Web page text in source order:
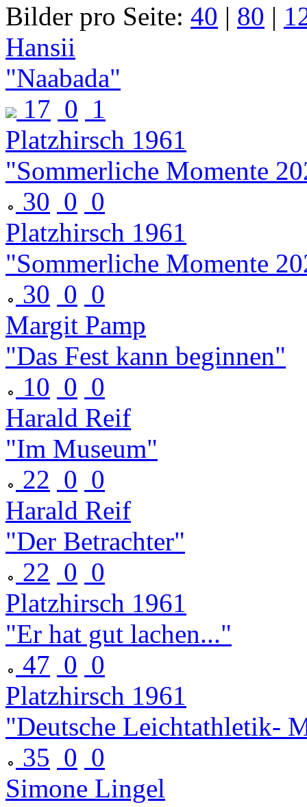
Bilder pro Seite: 40 | 80 |
Hansii
"Naabada"
17 0 1
Platzhirsch 1961
"Sommerliche Momente
30 0 0
Platzhirsch 1961
"Sommerliche Momente
30 0 0
Margit Pamp
"Das Fest kann beginnen"
10 0 0
Harald Reif
"Im Museum"
22 0 0
Harald Reif
"Der Betrachter"
22 0 0
Platzhirsch 1961
"Er hat gut lachen..."
47 0 0
Platzhirsch 1961
"Deutsche Leichtathletik-
35 0 0
Simone Lingel